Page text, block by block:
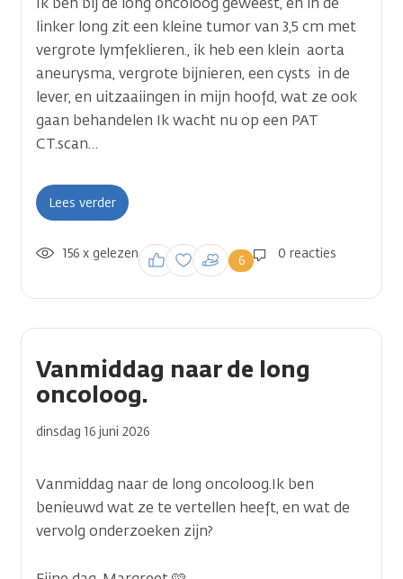
linker long zit een kleine tumor van 3,5 cm met
vergrote lymfeklieren., ik heb een klein aorta
aneurysma, vergrote bijnieren, een cysts in de
lever, en uitzaaiingen in mijn hoofd, wat ze ook
gaan behandelen Ik wacht nu op een PAT
CT.scan…
Lees verder
0 reacties
6
Inloggen om een
reactie te plaatsen
156 x gelezen
Vanmiddag naar de long
oncoloog.
dinsdag 16 juni 2026
Vanmiddag naar de long oncoloog.Ik ben
benieuwd wat ze te vertellen heeft, en wat de
vervolg onderzoeken zijn?